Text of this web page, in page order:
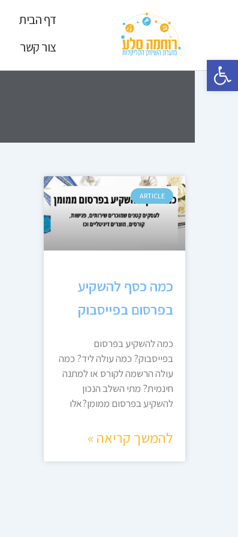
פתח סרגל נגישות
דף הבית
צור קשר
ARTICLE
כמה כסף להשקיע
בפרסום בפייסבוק
כמה להשקיע בפרסום
בפייסבוק? כמה עולה ליד? כמה
עולה הרשמה לקורס או למתנה
חינמית? מתי השלב הנכון
להשקיע בפרסום ממומן?אלו
להמשך קריאה »